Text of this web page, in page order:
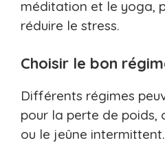
méditation et le yoga,
réduire le stress.
Choisir le bon
Différents régimes
pour la perte de poids,
ou le jeûne